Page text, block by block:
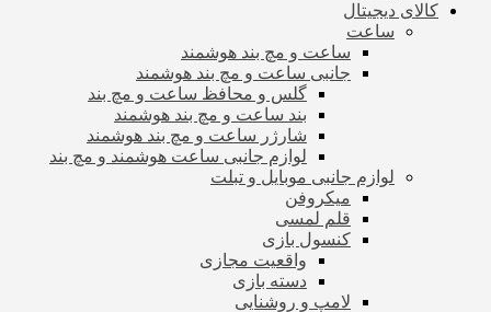
کالای دیجیتال
ساعت
ساعت و مچ بند هوشمند
جانبی ساعت و مچ بند هوشمند
گلس و محافظ ساعت و مچ بند
بند ساعت و مچ بند هوشمند
شارژر ساعت و مچ بند هوشمند
لوازم جانبی ساعت هوشمند و مچ بند
لوازم جانبی موبایل و تبلت
میکروفن
قلم لمسی
کنسول بازی
واقعیت مجازی
دسته بازی
لامپ و روشنایی